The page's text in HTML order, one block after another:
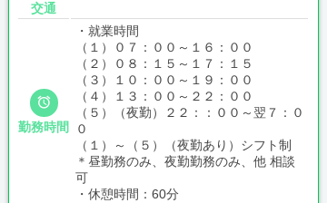
交通

勤務時間
・就業時間
（１）０７：００～１６：００
（２）０８：１５～１７：１５
（３）１０：００～１９：００
（４）１３：００～２２：００
（５）（夜勤）２２：：００～翌７：０
０
（１）～（５）（夜勤あり）シフト制
＊昼勤務のみ、夜勤勤務のみ、他 相談
可
・休憩時間：60分